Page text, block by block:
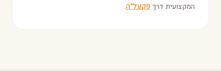
המקצועית דרך פקעל"ה.